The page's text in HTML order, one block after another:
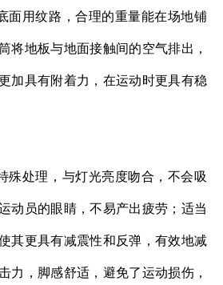
面用纹路，合理的重量能在场地铺
将地板与地面接触间的空气排出，
加具有附着力，在运动时更具有稳
殊处理，与灯光亮度吻合，不会吸
动员的眼睛，不易产出疲劳；适当
其更具有减震性和反弹，有效地减
力，脚感舒适，避免了运动损伤，